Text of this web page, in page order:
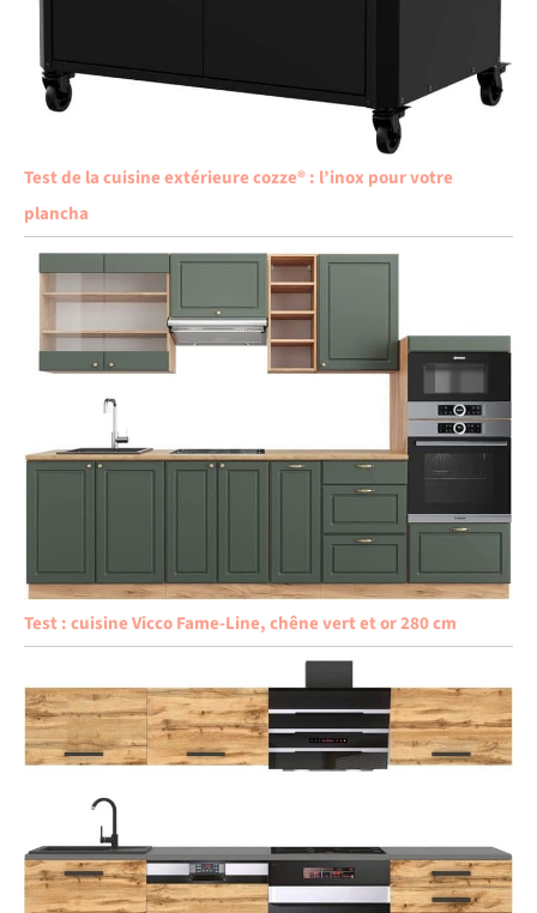
Test de la cuisine extérieure cozze® : l’inox pour votre
plancha
Test : cuisine Vicco Fame-Line, chêne vert et or 280 cm